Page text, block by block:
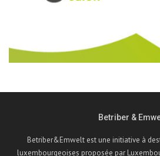
Betriber &
Betriber&Emwelt est une initiative à
luxembourgeoises proposée par